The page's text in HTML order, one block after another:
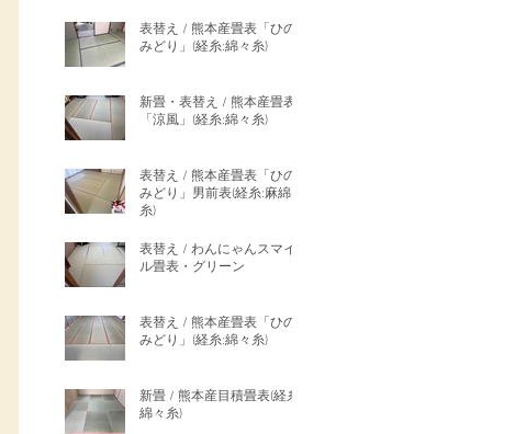
表替え / 熊本産畳表「ひの
みどり」(経糸:綿々糸)
新畳・表替え / 熊本産畳表
「涼風」(経糸:綿々糸)
表替え / 熊本産畳表「ひの
みどり」男前表(経糸:麻綿
糸)
表替え / わんにゃんスマイ
ル畳表・グリーン
表替え / 熊本産畳表「ひの
みどり」(経糸:綿々糸)
新畳 / 熊本産目積畳表(経糸:
綿々糸)